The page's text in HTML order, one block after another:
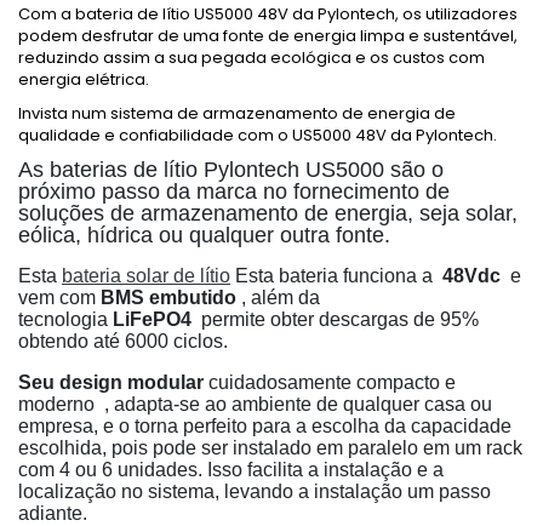
Com a bateria de lítio US5000 48V da Pylontech, os utilizadores
podem desfrutar de uma fonte de energia limpa e sustentável,
reduzindo assim a sua pegada ecológica e os custos com
energia elétrica.
Invista num sistema de armazenamento de energia de
qualidade e confiabilidade com o US5000 48V da Pylontech.
As baterias de lítio Pylontech US5000 são o
próximo passo da marca no fornecimento de
soluções de armazenamento de energia, seja solar,
eólica, hídrica ou qualquer outra fonte.
Esta bateria solar de lítio Esta bateria funciona a 48Vdc e
vem com BMS embutido , além da
tecnologia LiFePO4 permite obter descargas de 95%
obtendo até 6000 ciclos.
Seu design modular cuidadosamente compacto e
moderno , adapta-se ao ambiente de qualquer casa ou
empresa, e o torna perfeito para a escolha da capacidade
escolhida, pois pode ser instalado em paralelo em um rack
com 4 ou 6 unidades. Isso facilita a instalação e a
localização no sistema, levando a instalação um passo
adiante.